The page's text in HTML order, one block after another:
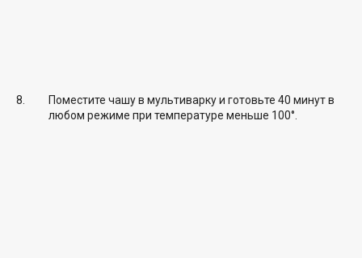
Поместите чашу в мультиварку и готовьте 40 минут в
любом режиме при температуре меньше 100°.